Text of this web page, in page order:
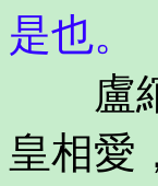
是也。
盧綰
皇相愛